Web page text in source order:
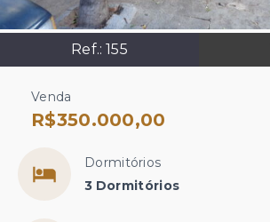
Ref.:155
Venda
R$350.000,00
Dormitórios
3 Dormitórios